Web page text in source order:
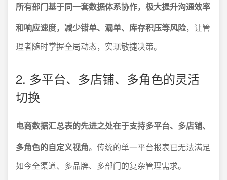
所有部门基于同一套数据体系协作，极大提升沟通效率
和响应速度，减少错单、漏单、库存积压等风险，让管
理者随时掌握全局动态，实现敏捷决策。
2. 多平台、多店铺、多角色的灵活
切换
电商数据汇总表的先进之处在于支持多平台、多店铺、
多角色的自定义视角。传统的单一平台报表已无法满足
如今全渠道、多品牌、多部门的复杂管理需求。